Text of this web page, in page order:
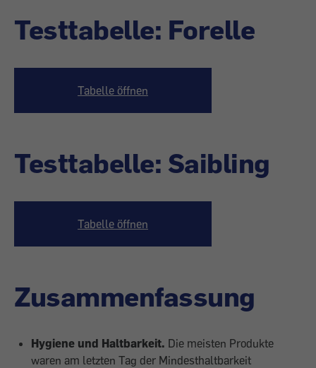
Testtabelle: Forelle
Tabelle öffnen
Testtabelle: Saibling
Tabelle öffnen
Zusammenfassung
Hygiene und Haltbarkeit. Die meisten Produkte
waren am letzten Tag der Mindesthaltbarkeit